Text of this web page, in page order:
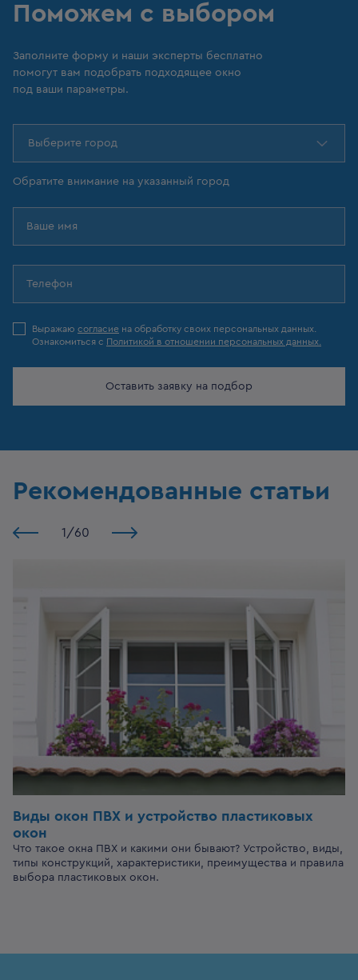
Поможем с выбором
Заполните форму и наши эксперты бесплатно
помогут вам подобрать подходящее окно
под ваши параметры.
Выберите город
Обратите внимание на указанный город
Выражаю согласие на обработку своих персональных данных.
Ознакомиться с Политикой в отношении персональных данных.
Оставить заявку на подбор
Рекомендованные статьи
1 /60
Виды окон ПВХ и устройство пластиковых
окон
Что такое окна ПВХ и какими они бывают? Устройство, виды,
типы конструкций, характеристики, преимущества и правила
выбора пластиковых окон.